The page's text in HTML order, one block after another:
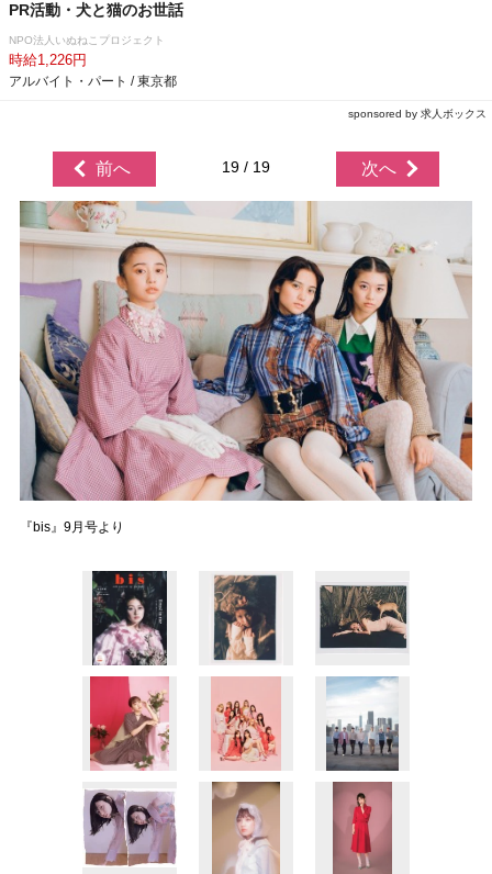
PR活動・犬と猫のお世話
NPO法人いぬねこプロジェクト
時給1,226円
アルバイト・パート / 東京都
sponsored by 求人ボックス
前へ 19 / 19 次へ
『bis』9月号より